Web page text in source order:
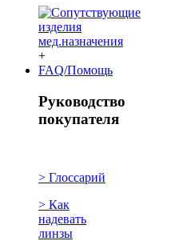
+
FAQ/Помощь
Руководство
покупателя
> Глоссарий
> Как
надевать
линзы